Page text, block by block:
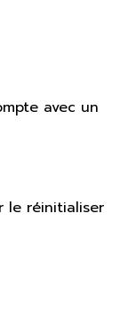
avec un
le réinitialiser